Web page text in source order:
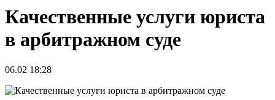
Качественные услуги юриста
в арбитражном суде
06.02 18:28